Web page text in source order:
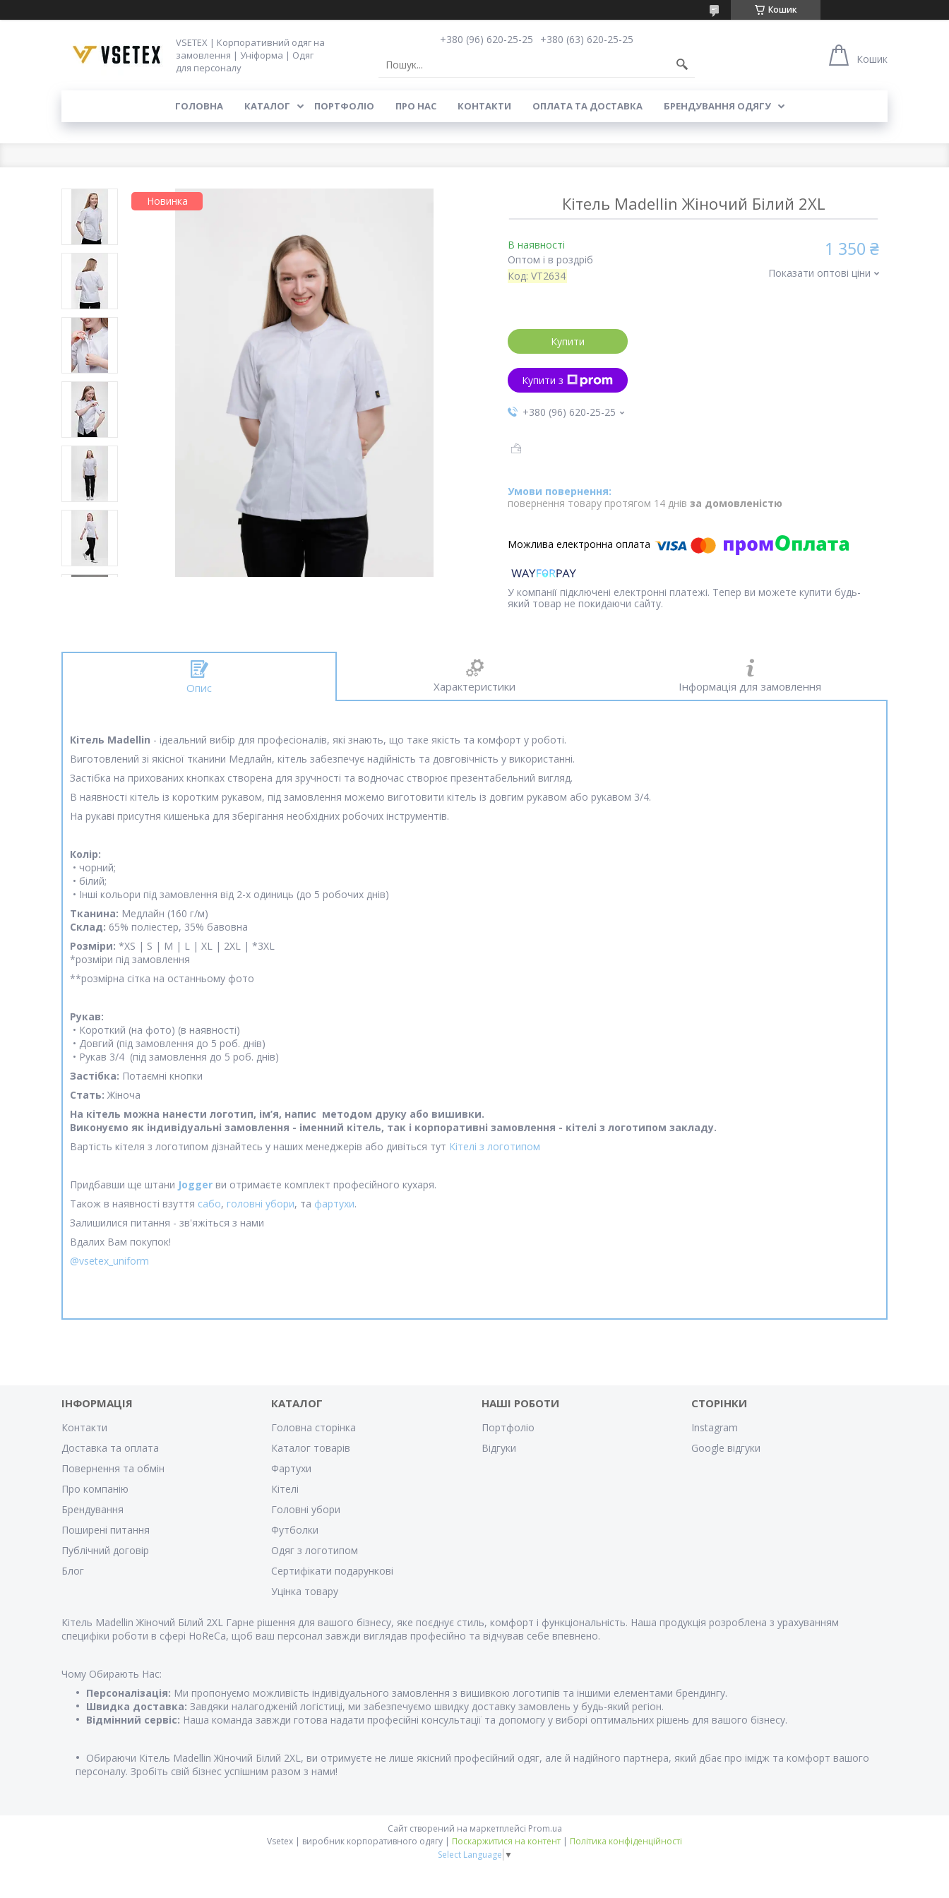
Кошик
VSETEX | Корпоративний одяг на
замовлення | Уніформа | Одяг
для персоналу
+380 (96) 620-25-25
+380 (63) 620-25-25
Кошик
ГОЛОВНА КАТАЛОГ ПОРТФОЛІО ПРО НАС КОНТАКТИ ОПЛАТА ТА ДОСТАВКА БРЕНДУВАННЯ ОДЯГУ
Новинка Кітель Madellin Жіночий Білий 2XL
В наявності
Оптом і в роздріб
Код: VT2634
1 350 ₴
Показати оптові ціни
Купити
Купити з
+380 (96) 620-25-25
повернення товару протягом 14 днів за домовленістю
У компанії підключені електронні платежі. Тепер ви можете купити будь-
який товар не покидаючи сайту.
Опис Характеристики Інформація для замовлення
Кітель Madellin - ідеальний вибір для професіоналів, які знають, що таке якість та комфорт у роботі.
Виготовлений зі якісної тканини Медлайн, кітель забезпечує надійність та довговічність у використанні.
Застібка на прихованих кнопках створена для зручності та водночас створює презентабельний вигляд.
В наявності кітель із коротким рукавом, під замовлення можемо виготовити кітель із довгим рукавом або рукавом 3/4.
На рукаві присутня кишенька для зберігання необхідних робочих інструментів.
Колір:
• чорний;
• білий;
• Інші кольори під замовлення від 2-х одиниць (до 5 робочих днів)
Тканина: Медлайн (160 г/м)
Склад: 65% поліестер, 35% бавовна
Розміри: *XS | S | M | L | XL | 2XL | *3XL
*розміри під замовлення
**розмірна сітка на останньому фото
Рукав:
• Короткий (на фото) (в наявності)
• Довгий (під замовлення до 5 роб. днів)
• Рукав 3/4 (під замовлення до 5 роб. днів)
Застібка: Потаємні кнопки
Стать: Жіноча
На кітель можна нанести логотип, ім’я, напис методом друку або вишивки.
Виконуємо як індивідуальні замовлення - іменний кітель, так і корпоративні замовлення - кітелі з логотипом закладу.
Вартість кітеля з логотипом дізнайтесь у наших менеджерів або дивіться тут Кітелі з логотипом
Придбавши ще штани Jogger ви отримаєте комплект професійного кухаря.
Також в наявності взуття сабо, головні убори, та фартухи.
Залишилися питання - зв'яжіться з нами
Вдалих Вам покупок!
@vsetex_uniform
ІНФОРМАЦІЯ
Контакти
Доставка та оплата
Повернення та обмін
Про компанію
Брендування
Поширені питання
Публічний договір
Блог
КАТАЛОГ
Головна сторінка
Каталог товарів
Фартухи
Кітелі
Головні убори
Футболки
Одяг з логотипом
Сертифікати подарункові
Уцінка товару
НАШІ РОБОТИ
Портфоліо
Відгуки
СТОРІНКИ
Instagram
Google відгуки
Кітель Madellin Жіночий Білий 2XL Гарне рішення для вашого бізнесу, яке поєднує стиль, комфорт і функціональність. Наша продукція розроблена з урахуванням
специфіки роботи в сфері HoReCa, щоб ваш персонал завжди виглядав професійно та відчував себе впевнено.
Чому Обирають Нас:
Персоналізація: Ми пропонуємо можливість індивідуального замовлення з вишивкою логотипів та іншими елементами брендингу.
Швидка доставка: Завдяки налагодженій логістиці, ми забезпечуємо швидку доставку замовлень у будь-який регіон.
Відмінний сервіс: Наша команда завжди готова надати професійні консультації та допомогу у виборі оптимальних рішень для вашого бізнесу.
Обираючи Кітель Madellin Жіночий Білий 2XL, ви отримуєте не лише якісний професійний одяг, але й надійного партнера, який дбає про імідж та комфорт вашого
персоналу. Зробіть свій бізнес успішним разом з нами!
Сайт створений на маркетплейсі Prom.ua
Vsetex | виробник корпоративного одягу | Поскаржитися на контент | Політика конфіденційності
Select Language ▼